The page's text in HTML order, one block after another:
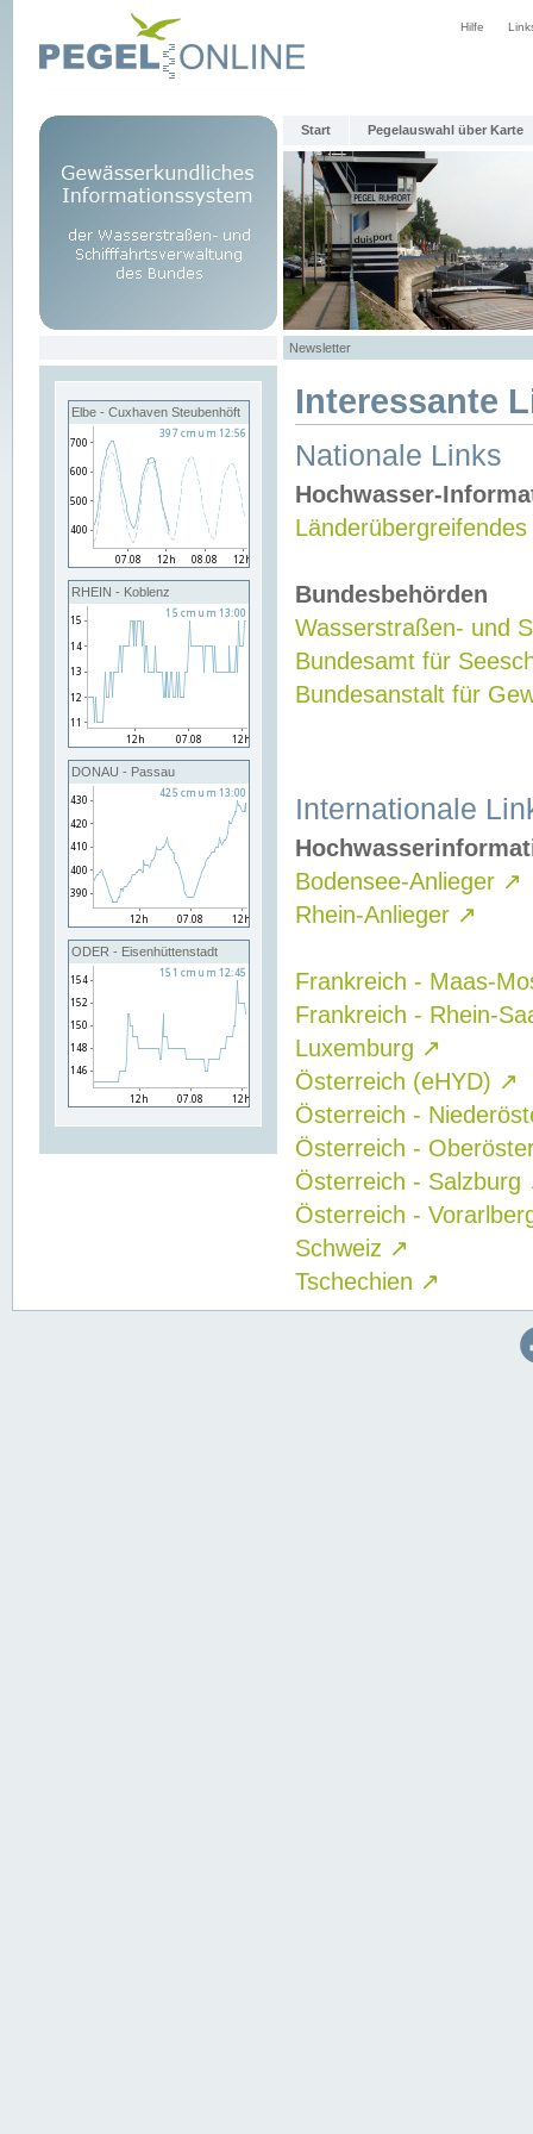
Hilfe
Start Pegelauswahl über Karte
Newsletter
Elbe - Cuxhaven Steubenhöft
RHEIN - Koblenz
DONAU - Passau
ODER - Eisenhüttenstadt
Interessante
Nationale Links
Hochwasser-
Bundesbehörden
Wasserstraßen- und
Bundesamt für
Bundesanstalt für
Internationale
Bodensee-Anlieger ↗
Rhein-Anlieger ↗
Frankreich - Maas-
Frankreich - Rhein-
Luxemburg ↗
Österreich (eHYD) ↗
Österreich -
Österreich -
Österreich - Salzburg
Österreich -
Schweiz ↗
Tschechien ↗